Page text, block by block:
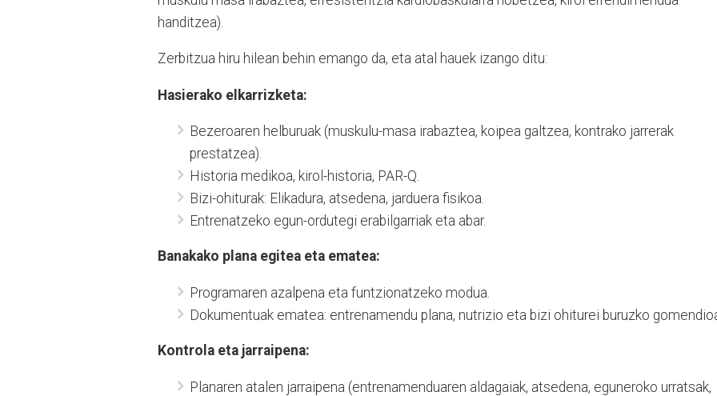
handitzea).
Zerbitzua hiru hilean behin emango da, eta atal hauek izango ditu:
Hasierako elkarrizketa:
Bezeroaren helburuak (muskulu-masa irabaztea, koipea galtzea, kontrako jarrerak
prestatzea).
Historia medikoa, kirol-historia, PAR-Q.
Bizi-ohiturak: Elikadura, atsedena, jarduera fisikoa.
Entrenatzeko egun-ordutegi erabilgarriak eta abar.
Banakako plana egitea eta ematea:
Programaren azalpena eta funtzionatzeko modua.
Dokumentuak ematea: entrenamendu plana, nutrizio eta bizi ohiturei buruzko
Kontrola eta jarraipena:
Planaren atalen jarraipena (entrenamenduaren aldagaiak, atsedena, eguneroko urratsak,